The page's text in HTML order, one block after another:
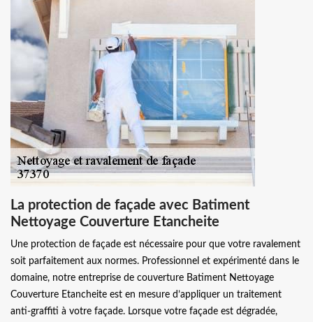
La protection de façade avec Batiment
Nettoyage Couverture Etancheite
Une protection de façade est nécessaire pour que votre ravalement
soit parfaitement aux normes. Professionnel et expérimenté dans le
domaine, notre entreprise de couverture Batiment Nettoyage
Couverture Etancheite est en mesure d’appliquer un traitement
anti-graffiti à votre façade. Lorsque votre façade est dégradée,